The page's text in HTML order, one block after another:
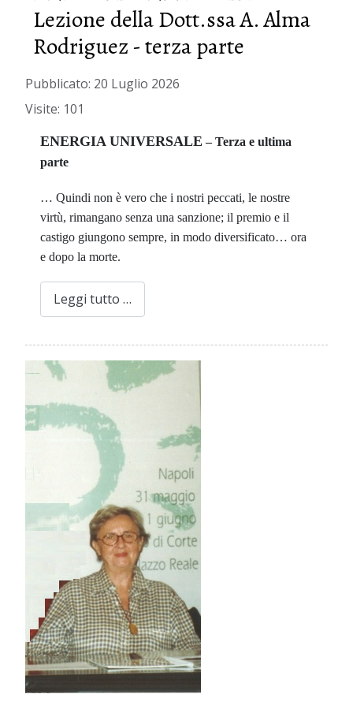
Lezione della Dott.ssa A. Alma
Rodriguez - terza parte
Pubblicato: 20 Luglio 2026
Visite: 101
ENERGIA UNIVERSALE – Terza e ultima
parte
… Quindi non è vero che i nostri peccati, le nostre
virtù, rimangano senza una sanzione; il premio e il
castigo giungono sempre, in modo diversificato… ora
e dopo la morte.
Leggi tutto …